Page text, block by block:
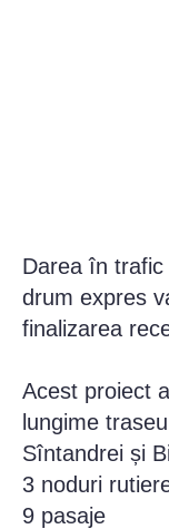
Darea în
drum expres
finalizarea
Acest proiect
lungime
Sîntandrei și
3 noduri
9 pasaje